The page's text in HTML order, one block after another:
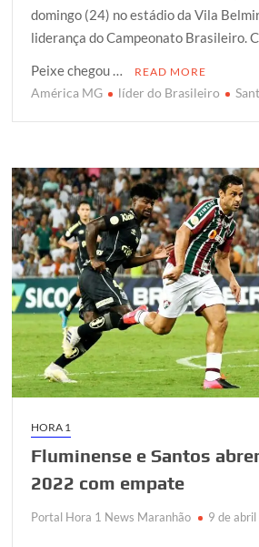
t
t
e
r
e
b
o
o
t
s
p
g
g
e
r
r
e
domingo (24) no estádio da Vila
liderança do Campeonato Brasileiro.
Peixe chegou …
READ MORE
América MG líder do Brasileiro
HORA 1
Fluminense e Santos
2022 com empate
Portal Hora 1 News Maranhão 9 de